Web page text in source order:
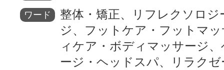
ワード
整体・矯正、リフレクソロジ
ジ、フットケア・フットマ
ィケア・ボディマッサージ
ージ・ヘッドスパ、リラク